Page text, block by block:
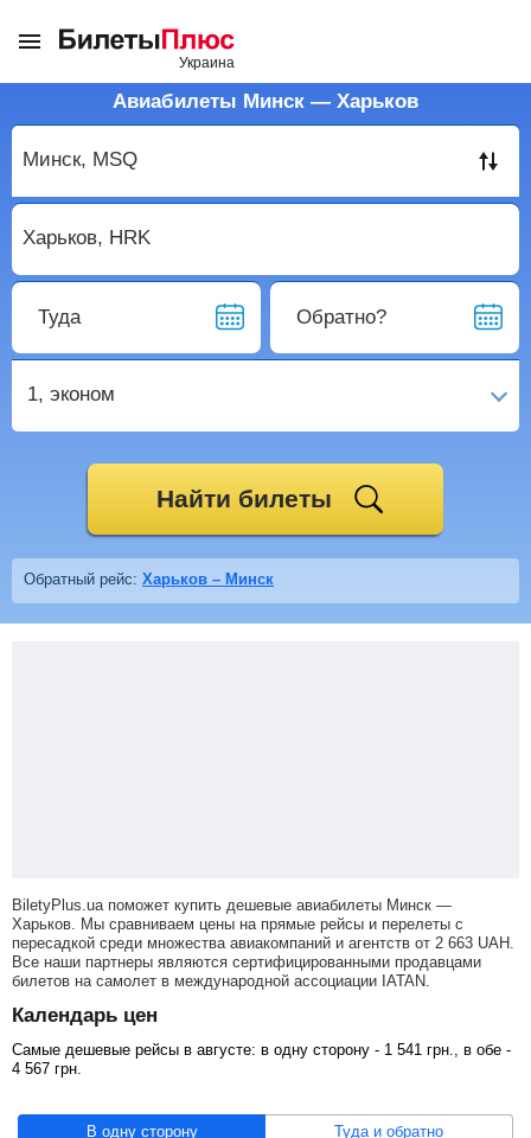
Авиабилеты Минск — Харьков
Туда Обратно?
1, эконом
Найти билеты
Обратный рейс: Харьков – Минск
BiletyPlus.ua поможет купить дешевые авиабилеты Минск —
Харьков. Мы сравниваем цены на прямые рейсы и перелеты с
пересадкой среди множества авиакомпаний и агентств от 2 663 UAH
Все наши партнеры являются сертифицированными продавцами
билетов на самолет в международной ассоциации IATAN.
Календарь цен
Самые дешевые рейсы в августе: в одну сторону - 1 541 грн ., в обе -
4 567 грн
В одну сторону Туда и обратно